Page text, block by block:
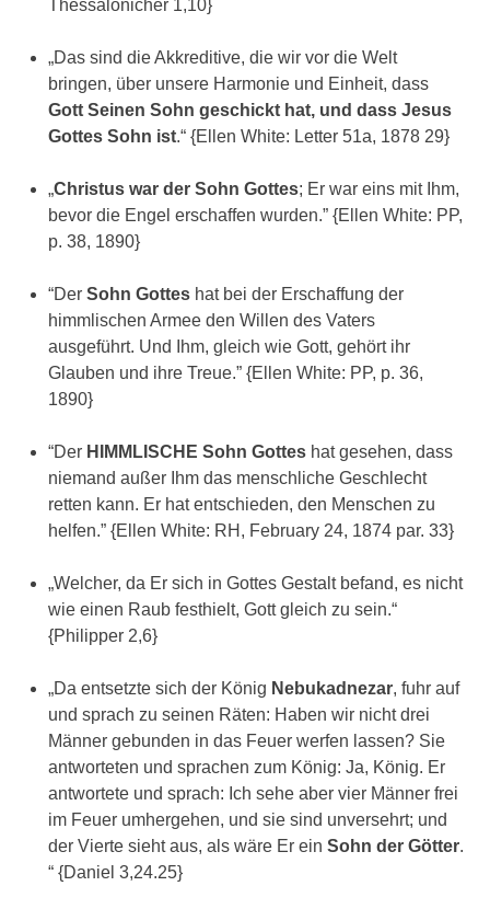
Thessalonicher 1,10}
„Das sind die Akkreditive, die wir vor die Welt
bringen, über unsere Harmonie und Einheit, dass
Gott Seinen Sohn geschickt hat, und dass Jesus
Gottes Sohn ist.“ {Ellen White: Letter 51a, 1878 29}
„Christus war der Sohn Gottes; Er war eins mit Ihm,
bevor die Engel erschaffen wurden.” {Ellen White: PP,
p. 38, 1890}
“Der Sohn Gottes hat bei der Erschaffung der
himmlischen Armee den Willen des Vaters
ausgeführt. Und Ihm, gleich wie Gott, gehört ihr
Glauben und ihre Treue.” {Ellen White: PP, p. 36,
1890}
“Der HIMMLISCHE Sohn Gottes hat gesehen, dass
niemand außer Ihm das menschliche Geschlecht
retten kann. Er hat entschieden, den Menschen zu
helfen.” {Ellen White: RH, February 24, 1874 par. 33}
„Welcher, da Er sich in Gottes Gestalt befand, es nicht
wie einen Raub festhielt, Gott gleich zu sein.“
{Philipper 2,6}
„Da entsetzte sich der König Nebukadnezar, fuhr auf
und sprach zu seinen Räten: Haben wir nicht drei
Männer gebunden in das Feuer werfen lassen? Sie
antworteten und sprachen zum König: Ja, König. Er
antwortete und sprach: Ich sehe aber vier Männer frei
im Feuer umhergehen, und sie sind unversehrt; und
der Vierte sieht aus, als wäre Er ein Sohn der Götter.
“ {Daniel 3,24.25}